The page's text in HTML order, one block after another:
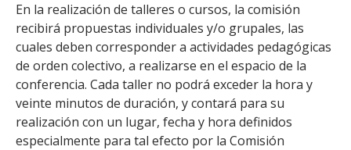
En la realización de talleres o cursos, la comisión
recibirá propuestas individuales y/o grupales, las
cuales deben corresponder a actividades pedagógicas
de orden colectivo, a realizarse en el espacio de la
conferencia. Cada taller no podrá exceder la hora y
veinte minutos de duración, y contará para su
realización con un lugar, fecha y hora definidos
especialmente para tal efecto por la Comisión